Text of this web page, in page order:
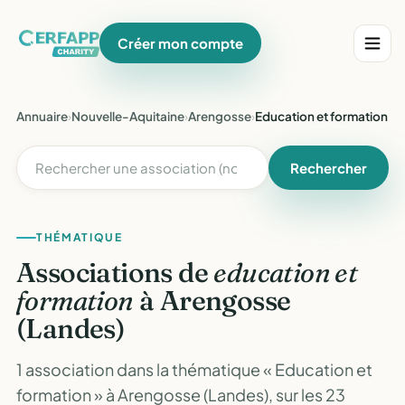
Créer mon compte
Annuaire›Nouvelle-Aquitaine›Arengosse›Education et formation
Rechercher
THÉMATIQUE
Associations deeducation et
formation à Arengosse
(Landes)
1 association dans la thématique « Education et
formation » à Arengosse (Landes), sur les 23